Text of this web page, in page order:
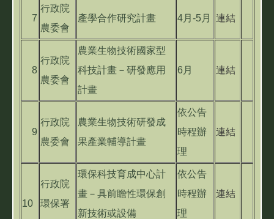
7
行政院
農委會
產學合作研究計畫 4月-5月 連結
8
行政院
農委會
農業生物技術國家型
科技計畫－研發應用
計畫
6月 連結
9
行政院
農委會
農業生物技術研發成
果產業輔導計畫
依公告
時程辦
理
連結
10
行政院
環保署
環保科技育成中心計
畫－具前瞻性環保創
新技術或設備
依公告
時程辦
理
連結